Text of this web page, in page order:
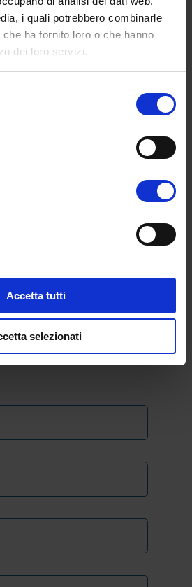
i quali potrebbero combinarle
ha fornito loro o che hanno
dei loro servizi.
Accetta tutti
selezionati
il form e
informazioni
formativa